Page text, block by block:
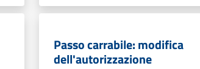
Passo carrabile: modifica
dell'autorizzazione